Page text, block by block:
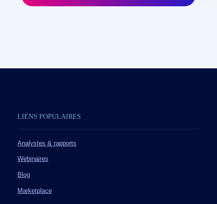
LIENS POPULAIRES
Analystes & rapports
Webinaires
Blog
Marketplace